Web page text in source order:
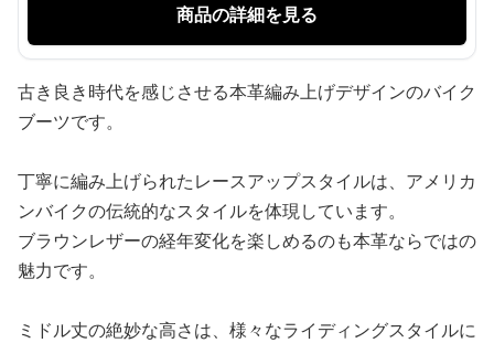
商品の詳細を見る
古き良き時代を感じさせる本革編み上げデザインのバイク
ブーツです。
丁寧に編み上げられたレースアップスタイルは、アメリカ
ンバイクの伝統的なスタイルを体現しています。
ブラウンレザーの経年変化を楽しめるのも本革ならではの
魅力です。
ミドル丈の絶妙な高さは、様々なライディングスタイルに